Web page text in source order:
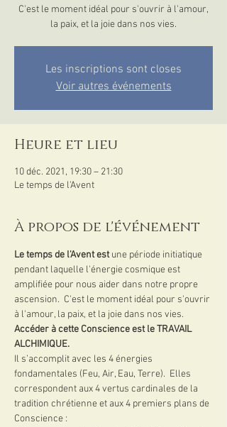
C'est le moment idéal pour s'ouvrir à l'amour,
la paix, et la joie dans nos vies.
Les inscriptions sont closes
Voir autres événements
Heure et lieu
10 déc. 2021, 19:30 – 21:30
Le temps de l'Avent
À propos de l'événement
Le temps de l'Avent est une période initiatique
pendant laquelle l'énergie cosmique est
amplifiée pour nous aider dans notre propre
ascension.  C'est le moment idéal pour s'ouvrir
à l'amour, la paix, et la joie dans nos vies.
Accéder à cette Conscience est le TRAVAIL
ALCHIMIQUE.
Il s’accomplit avec les 4 énergies
fondamentales (Feu, Air, Eau, Terre).  Elles
correspondent aux 4 vertus cardinales de la
tradition chrétienne et aux 4 premiers plans de
Conscience :